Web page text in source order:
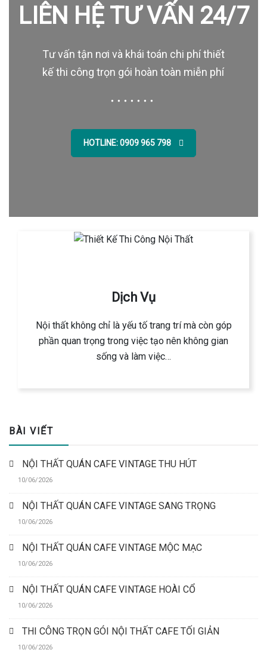
LIÊN HỆ TƯ VẤN 24/7
Tư vấn tận nơi và khái toán chi phí thiết
kế thi công trọn gói hoàn toàn miễn phí
HOTLINE: 0909 965 798
Dịch Vụ
Nội thất không chỉ là yếu tố trang trí mà còn góp
phần quan trọng trong việc tạo nên không gian
sống và làm việc…
BÀI VIẾT
NỘI THẤT QUÁN CAFE VINTAGE THU HÚT
10/06/2026
NỘI THẤT QUÁN CAFE VINTAGE SANG TRỌNG
10/06/2026
NỘI THẤT QUÁN CAFE VINTAGE MỘC MẠC
10/06/2026
NỘI THẤT QUÁN CAFE VINTAGE HOÀI CỔ
10/06/2026
THI CÔNG TRỌN GÓI NỘI THẤT CAFE TỐI GIẢN
10/06/2026